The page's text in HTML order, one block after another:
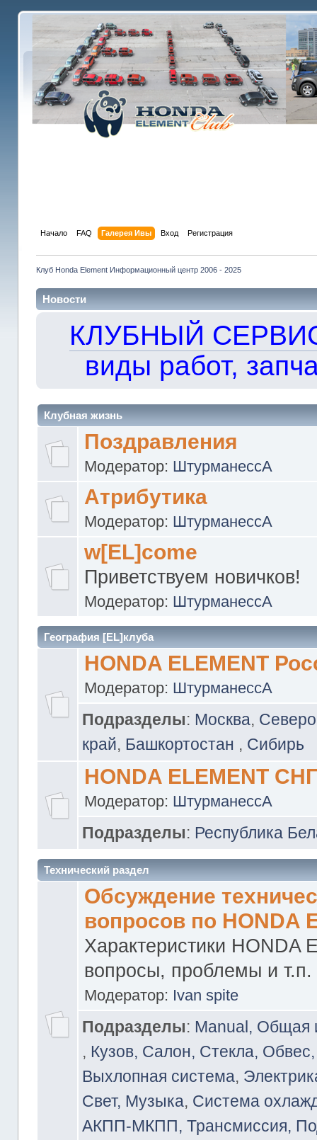
Начало FAQ Галерея Ивы Вход Регистрация
Клуб Honda Element Информационный центр 2006 - 2025
Новости
КЛУБНЫЙ
виды работ,
Клубная жизнь
Поздравления
Модератор: ШтурманессА
Атрибутика
Модератор: ШтурманессА
w[EL]come
Приветствуем новичков!
Модератор: ШтурманессА
География [EL]клуба
HONDA ELEMENT
Модератор: ШтурманессА
Подразделы: Москва,
край, Башкортостан , Сибирь
HONDA ELEMENT
Модератор: ШтурманессА
Подразделы: Республика
Технический раздел
Обсуждение
вопросов по HONDA
Характеристики HONDA
вопросы, проблемы и т.п.
Модератор: Ivan spite
Подразделы: Manual,
, Кузов, Салон, Стекла,
Выхлопная система,
Свет, Музыка, Система
АКПП-МКПП, Трансмиссия,